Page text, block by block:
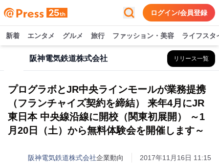
ログイン/会員登録
新着 エンタメ グルメ 旅行 ファッション・美容 ライフスタ
阪神電気鉄道株式会社 リリース一覧
プログラボとJR中央ラインモールが業務提携
（フランチャイズ契約を締結） 来年4月にJR
東日本 中央線沿線に開校（関東初展開） ～1
月20日（土）から無料体験会を開催します～
阪神電気鉄道株式会社企業動向 2017年11月16日 11:15